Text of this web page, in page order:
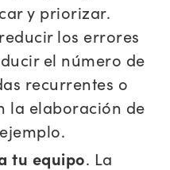
y priorizar.
los errores
el número de
recurrentes o
la elaboración de
tu equipo. La